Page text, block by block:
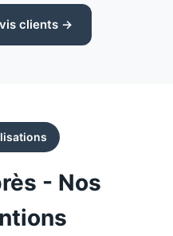
clients →
- Nos